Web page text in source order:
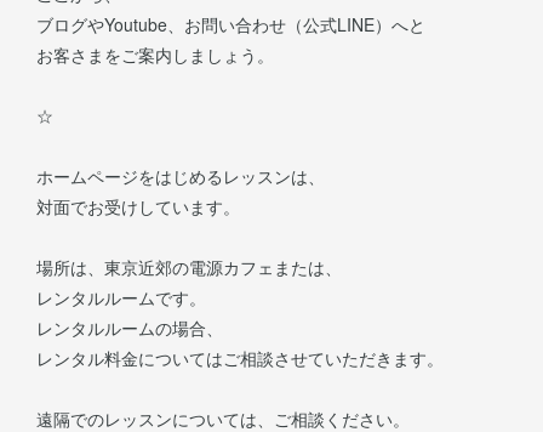
ブログやYoutube、お問い合わせ（公式LINE）へと
お客さまをご案内しましょう。
☆
ホームページをはじめるレッスンは、
対面でお受けしています。
場所は、東京近郊の電源カフェまたは、
レンタルルームです。
レンタルルームの場合、
レンタル料金についてはご相談させていただきます。
遠隔でのレッスンについては、ご相談ください。